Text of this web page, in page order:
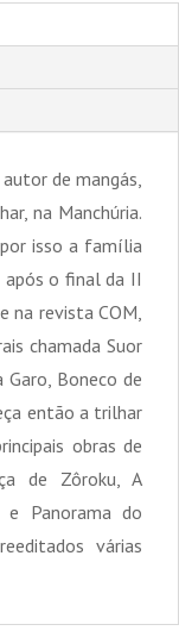
de mangás,
na Manchúria.
isso a família
após o final da II
na revista COM,
chamada Suor
Boneco de
então a trilhar
obras de
de Zôroku, A
e Panorama do
várias